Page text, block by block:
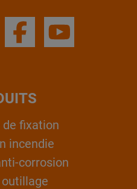
de fixation
incendie
corrosion